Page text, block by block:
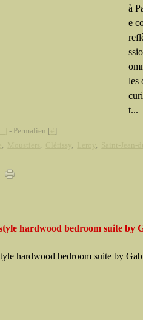
à
e
les
t...
- Permalien [ ]
, , , ,
hardwood bedroom suite by